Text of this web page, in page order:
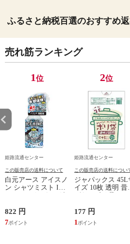
ふるさと納税百選のおすすめ
売れ筋ランキング
1位
姫路流通センター
この販売店の送料について
白元アース アイスノ
ン シャツミスト ICE
822 円
7
2位
姫路流通センター
この販売店の送料につい
ジャパックス 45L
イズ 10枚 透明 昔
( 4521684750433 )
177 円
1